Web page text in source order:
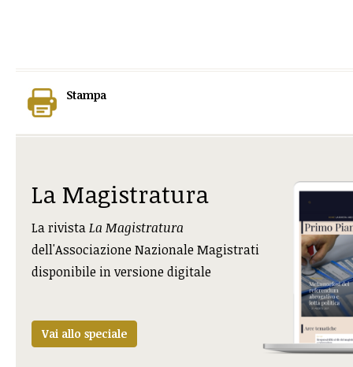
Stampa
La Magistratura
La rivistaLa Magistratura
dell'Associazione Nazionale Magistrati
disponibile in versione digitale
Vai allo speciale